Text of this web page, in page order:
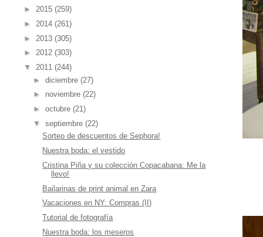
► 2015 (259)
► 2014 (261)
► 2013 (305)
► 2012 (303)
▼ 2011 (244)
► diciembre (27)
► noviembre (22)
► octubre (21)
▼ septiembre (22)
Sorteo de descuentos de Sephora!
Nuestra boda: el vestido
Cristina Piña y su colección Copacabana: Me la
llevo!
Bailarinas de print animal en Zara
Vacaciones en NY: Compras (II)
Tutorial de fotografía
Nuestra boda: los meseros